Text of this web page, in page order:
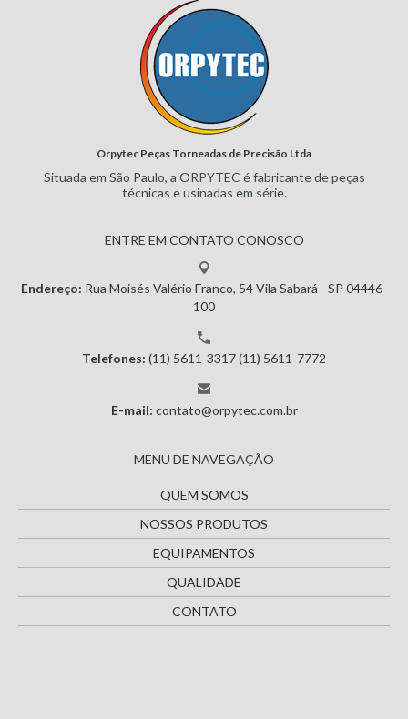
Orpytec Peças Torneadas de Precisão Ltda
Situada em São Paulo, a ORPYTEC é fabricante de peças
técnicas eusinadas em série.
ENTRE EM CONTATO CONOSCO
Endereço: Rua Moisés Valério Franco, 54Vila Sabará - SP 04446-
100
Telefones: (11) 5611-3317(11) 5611-7772
E-mail: contato@orpytec.com.br
MENU DE NAVEGAÇÃO
QUEM SOMOS
NOSSOS PRODUTOS
EQUIPAMENTOS
QUALIDADE
CONTATO